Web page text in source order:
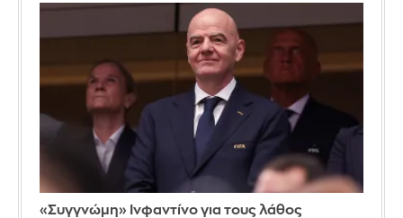
«Συγγνώμη» Ινφαντίνο για τους λάθος